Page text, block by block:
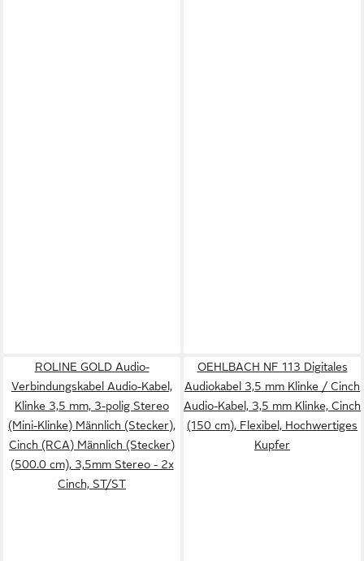
ROLINE GOLD Audio-
Verbindungskabel Audio-Kabel,
Klinke 3,5 mm, 3-polig Stereo
(Mini-Klinke) Männlich (Stecker),
Cinch (RCA) Männlich (Stecker)
(500.0 cm), 3,5mm Stereo - 2x
Cinch, ST/ST
OEHLBACH NF 113 Digitales
Audiokabel 3,5 mm Klinke / Cinch
Audio-Kabel, 3,5 mm Klinke, Cinch
(150 cm), Flexibel, Hochwertiges
Kupfer